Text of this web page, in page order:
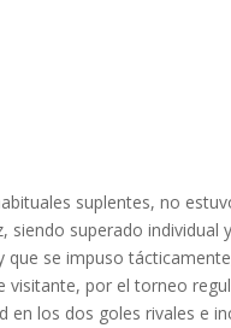
suplentes, no
siendo superado
que se impuso
visitante, por el torneo
en los dos goles rivales e